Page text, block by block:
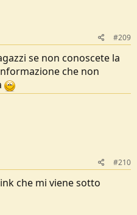
#209
se non conoscete la
che non
#210
che mi viene sotto